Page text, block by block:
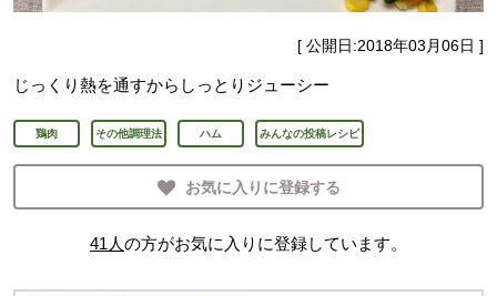
[ 公開日:2018年03月06日 ]
じっくり熱を通すからしっとりジューシー
鶏肉 その他調理法 ハム みんなの投稿レシピ
お気に入りに登録する
41 人の方がお気に入りに登録しています。